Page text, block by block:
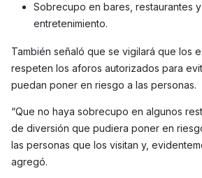
Sobrecupo en bares, restaurantes
entretenimiento.
También señaló que se vigilará que los
respeten los aforos autorizados para
puedan poner en riesgo a las personas.
“Que no haya sobrecupo en algunos
de diversión que pudiera poner en
las personas que los visitan y,
agregó.